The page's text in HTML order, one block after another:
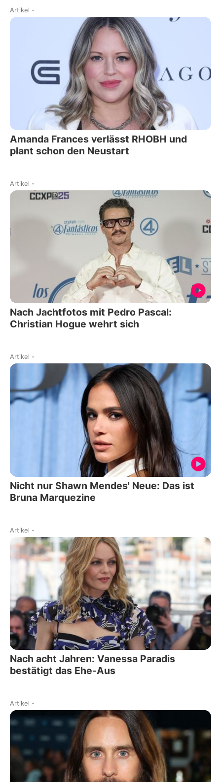
Artikel -
Amanda Frances verlässt RHOBH und
plant schon den Neustart
Artikel -
Nach Jachtfotos mit Pedro Pascal:
Christian Hogue wehrt sich
Artikel -
Nicht nur Shawn Mendes' Neue: Das ist
Bruna Marquezine
Artikel -
Nach acht Jahren: Vanessa Paradis
bestätigt das Ehe-Aus
Artikel -